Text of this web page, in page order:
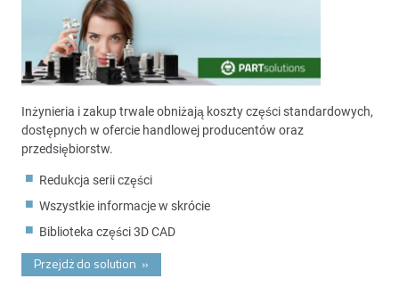
Inżynieria i zakup trwale obniżają koszty części standardowych,
dostępnych w ofercie handlowej producentów oraz
przedsiębiorstw.
Redukcja serii części
Wszystkie informacje w skrócie
Biblioteka części 3D CAD
Przejdż do solution »